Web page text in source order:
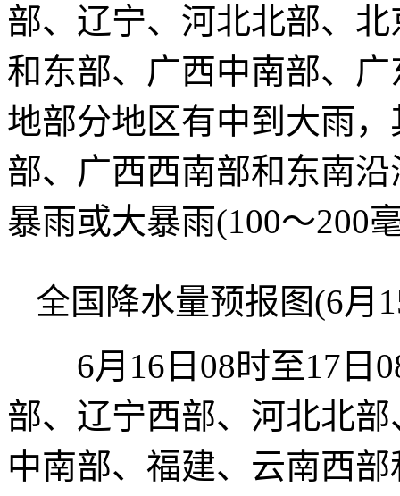
部、辽宁、河北北部、
和东部、广西中南部、
地部分地区有中到大雨
部、广西西南部和东南
暴雨或大暴雨(100～200
全国降水量预报图(6月
6月16日08时至17日
部、辽宁西部、河北北
中南部、福建、云南西